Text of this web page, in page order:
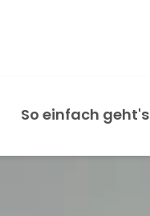
So einfach geht's